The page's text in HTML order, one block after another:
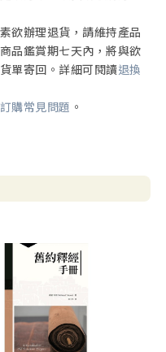
引用 222
欲辦理退貨，請維持產品
品鑑賞期七天內，將與欲
單寄回。詳細可閱讀退換
購常見問題 。